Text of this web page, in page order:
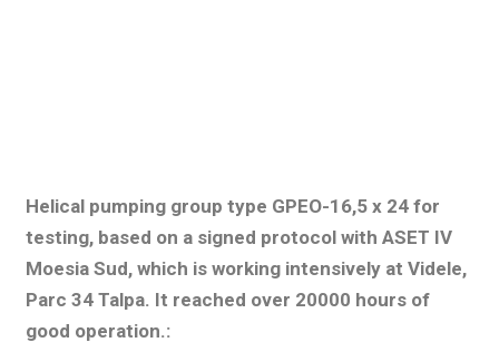
Helical pumping group type GPEO-16,5 x 24 for
testing, based on a signed protocol with ASET IV
Moesia Sud, which is working intensively at Videle,
Parc 34 Talpa. It reached over 20000 hours of
good operation.: